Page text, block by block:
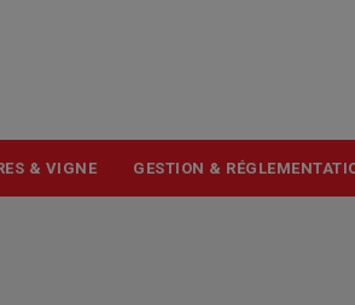
& VIGNE GESTION &